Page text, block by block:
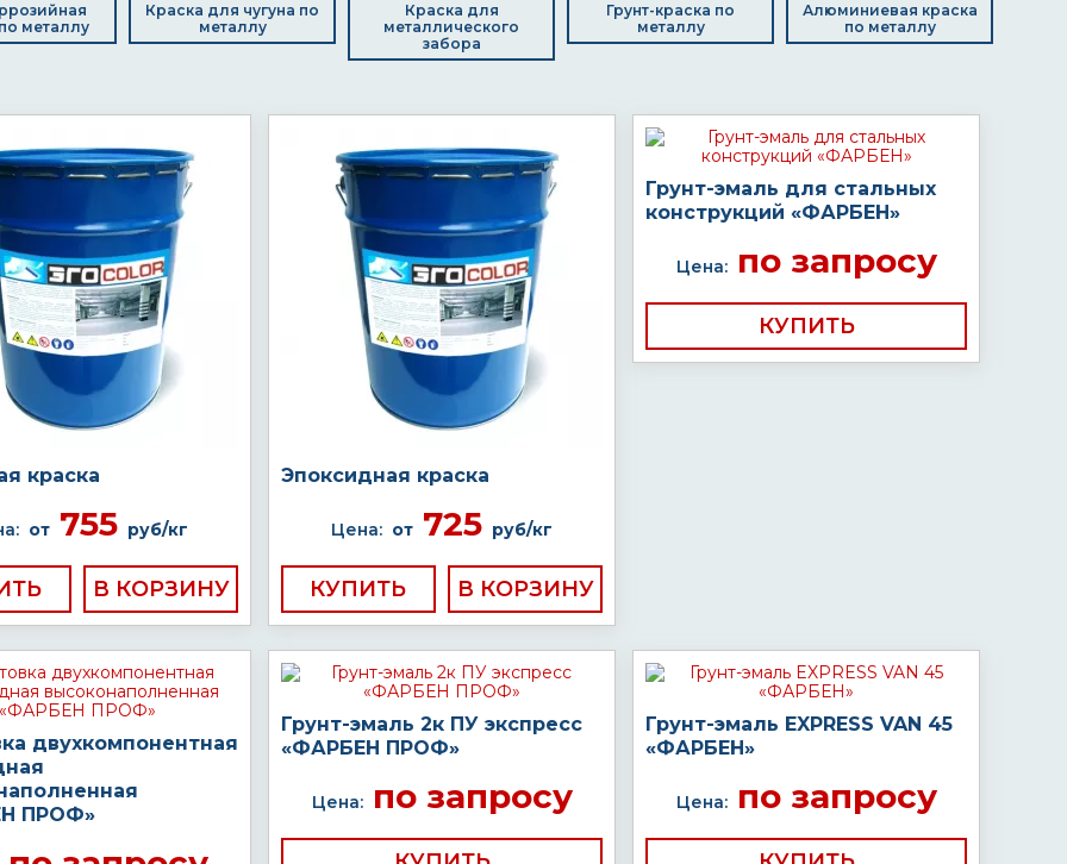
металлу
Краска для чугуна по
металлу
Краска для
металлического
забора
Грунт-краска по
металлу
Алюминиевая краска
по металлу
краска
от755 руб/кг
Эпоксидная краска
Цена: от 725 руб/кг
КУПИТЬ
Грунт-эмаль для стальных
конструкций «ФАРБЕН»
Цена:по запросу
КУПИТЬ
двухкомпонентная
ПРОФ»
Грунт-эмаль 2к ПУ экспресс
«ФАРБЕН ПРОФ»
Цена:по запросу
Грунт-эмаль EXPRESS VAN 45
«ФАРБЕН»
Цена:по запросу